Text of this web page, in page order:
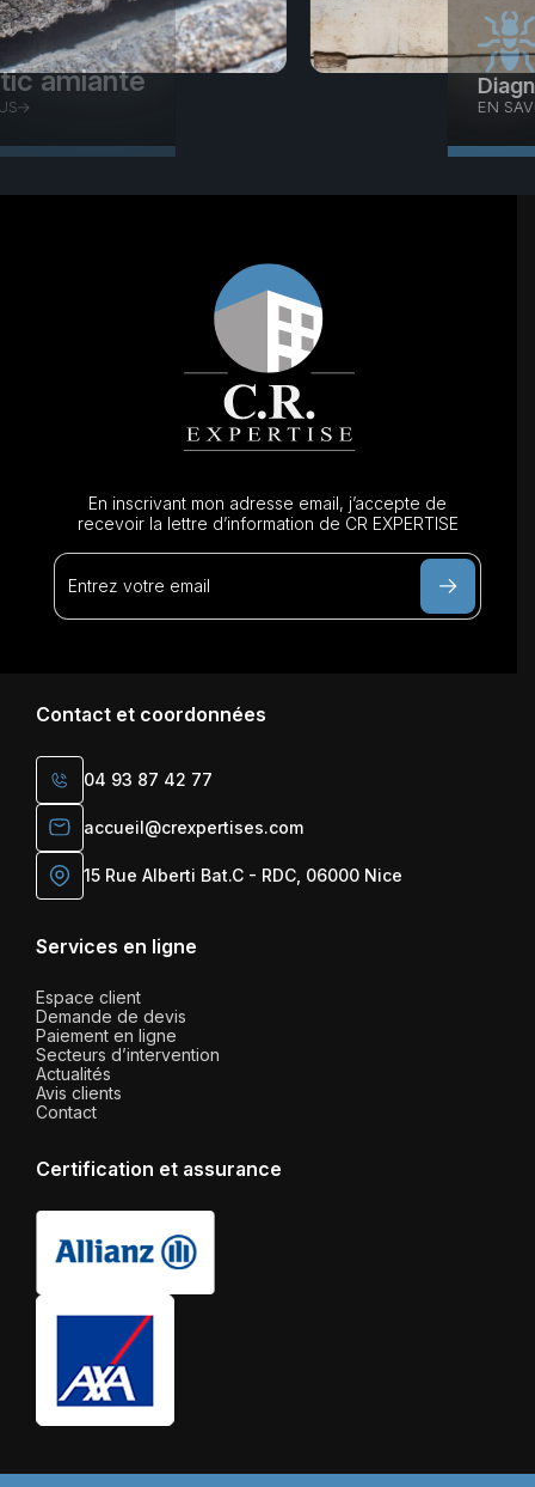
En inscrivant mon adresse email, j’accepte de
recevoir la lettre d’information de CR EXPERTISE
Contact et coordonnées
04 93 87 42 77
accueil@crexpertises.com
15 Rue Alberti Bat.C - RDC, 06000 Nice
Services en ligne
Espace client
Demande de devis
Paiement en ligne
Secteurs d’intervention
Actualités
Avis clients
Contact
Certification et assurance